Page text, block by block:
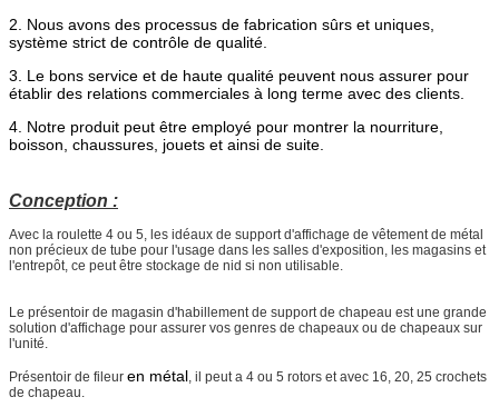
2. Nous avons des processus de fabrication sûrs et uniques,
système strict de contrôle de qualité.
3. Le bons service et de haute qualité peuvent nous assurer pour
établir des relations commerciales à long terme avec des clients.
4. Notre produit peut être employé pour montrer la nourriture,
boisson, chaussures, jouets et ainsi de suite.
Conception :
Avec la roulette 4 ou 5, les idéaux de support d'affichage de vêtement de métal
non précieux de tube pour l'usage dans les salles d'exposition, les magasins et
l'entrepôt, ce peut être stockage de nid si non utilisable.
Le présentoir de magasin d'habillement de supportde chapeau est une grande
solution d'affichage pour assurer vos genres de chapeaux ou de chapeaux sur
l'unité.
Présentoir de fileur en métal, il peut a 4 ou 5 rotors et avec 16, 20, 25 crochets
de chapeau.